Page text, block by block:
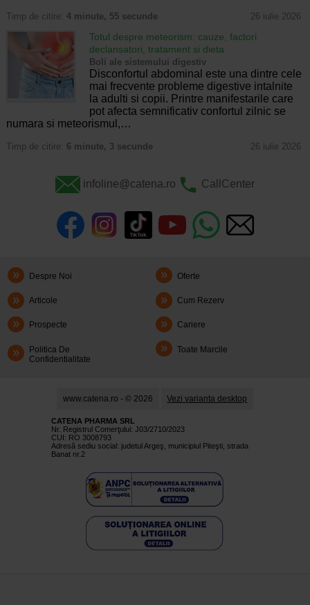
Timp de citire: 4 minute, 55 secunde 26 iulie 2026
Totul despre meteorism: cauze, factori
declansatori, tratament si dieta
Boli ale sistemului digestiv
Disconfortul abdominal este una dintre cele
mai frecvente probleme digestive intalnite
la adulti si copii. Printre manifestarile care
pot afecta semnificativ confortul zilnic se
numara si meteorismul,…
Timp de citire: 6 minute, 3 secunde 26 iulie 2026
infoline@catena.ro CallCenter
Despre Noi Oferte
Articole Cum Rezerv
Prospecte Cariere
Politica De
Confidentialitate
Toate Marcile
www.catena.ro - © 2026 Vezi varianta desktop
CATENA PHARMA SRL
Nr. Registrul Comerţului: J03/2710/2023
CUI: RO 3008793
Adresă sediu social: judetul Argeş, municipiul Piteşti, strada
Banat nr.2